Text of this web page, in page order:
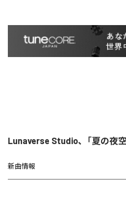
Lunaverse Studio、「夏の夜
新曲情報